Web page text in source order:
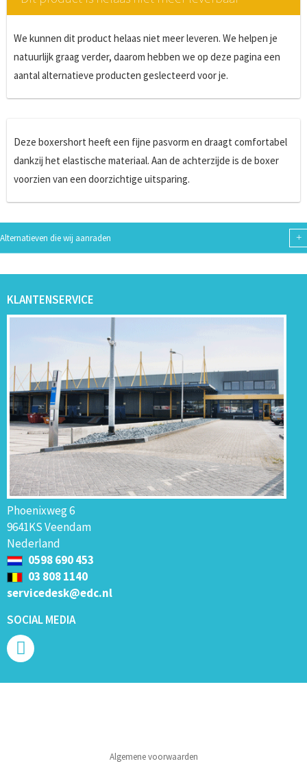
We kunnen dit product helaas niet meer leveren. We helpen je
natuurlijk graag verder, daarom hebben we op deze pagina een
aantal alternatieve producten geslecteerd voor je.
Deze boxershort heeft een fijne pasvorm en draagt comfortabel
dankzij het elastische materiaal. Aan de achterzijde is de boxer
voorzien van een doorzichtige uitsparing.
Alternatieven die wij aanraden +
KLANTENSERVICE
Phoenixweg 6
9641KS Veendam
Nederland
0598 690 453
03 808 1140
servicedesk@edc.nl
SOCIAL MEDIA
Algemene voorwaarden